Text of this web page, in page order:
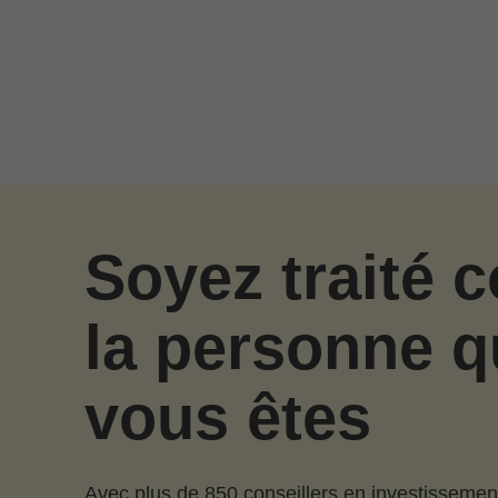
Soyez traité
la personne
vous êtes
Avec plus de 850 conseillers en